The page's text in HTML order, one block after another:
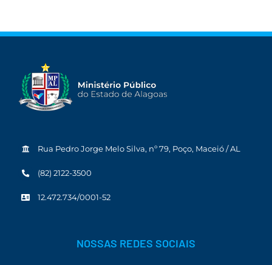
Rua Pedro Jorge Melo Silva, nº 79, Poço, Maceió / AL
(82) 2122-3500
12.472.734/0001-52
NOSSAS REDES SOCIAIS